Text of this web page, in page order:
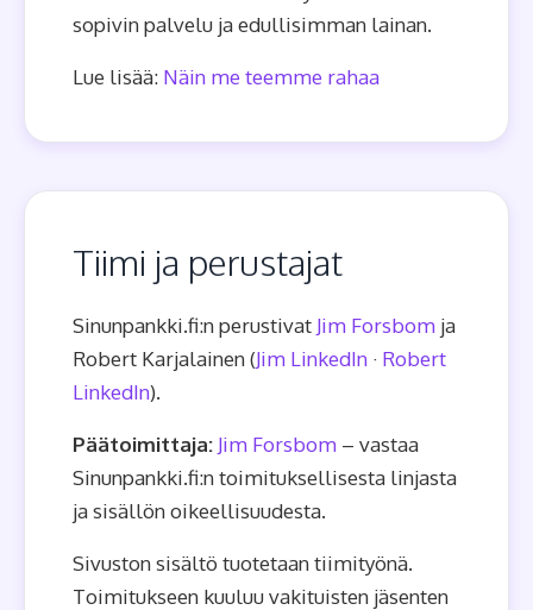
sopivin palvelu ja edullisimman lainan.
Lue lisää: Näin me teemme rahaa
Tiimi ja perustajat
Sinunpankki.fi:n perustivat Jim Forsbom ja
Robert Karjalainen (Jim LinkedIn · Robert
LinkedIn).
Päätoimittaja: Jim Forsbom – vastaa
Sinunpankki.fi:n toimituksellisesta linjasta
ja sisällön oikeellisuudesta.
Sivuston sisältö tuotetaan tiimityönä.
Toimitukseen kuuluu vakituisten jäsenten